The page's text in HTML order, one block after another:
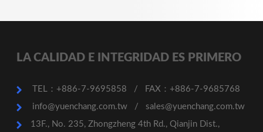
LA CALIDAD E INTEGRIDAD ES PRIMERO
TEL：+886-7-9695858 /
FAX：+886-7-9685768
info@yuenchang.com.tw
/
sales@yuenchang.com.tw
13F., No. 235, Zhongzheng 4th Rd., Qianjin Dist.,